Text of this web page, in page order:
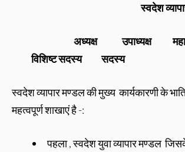
स्वदेश व्यापार
अध्यक्ष उपाध्यक्ष
विशिष्ट सदस्य सदस्य
स्वदेश व्यापार मण्डल की मुख्य कार्यकारणी के
महत्वपूर्ण शाखाएं है -:
पहला , स्वदेश युवा व्यापार मण्डल